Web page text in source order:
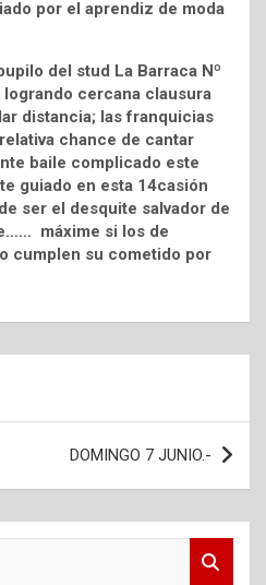
por el aprendiz de moda
del stud La Barraca Nº
cercana clausura
distancia; las franquicias
chance de cantar
baile complicado este
guiado en esta 14casión
ser el desquite salvador de
máxime si los de
cumplen su cometido por
DOMINGO 7 JUNIO.-